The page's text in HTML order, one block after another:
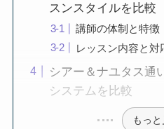
スンスタイルを比較
講師の体制と特徴
レッスン内容と対
シアー＆ナユタス通
システムを比較
もっと